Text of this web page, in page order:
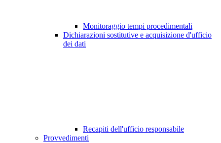
Monitoraggio tempi procedimentali
Dichiarazioni sostitutive e acquisizione d'ufficio
dei dati
Recapiti dell'ufficio responsabile
Provvedimenti